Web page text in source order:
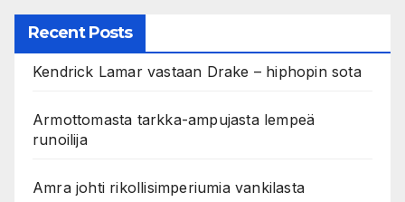
Recent Posts
Kendrick Lamar vastaan Drake – hiphopin sota
Armottomasta tarkka-ampujasta lempeä
runoilija
Amra johti rikollisimperiumia vankilasta